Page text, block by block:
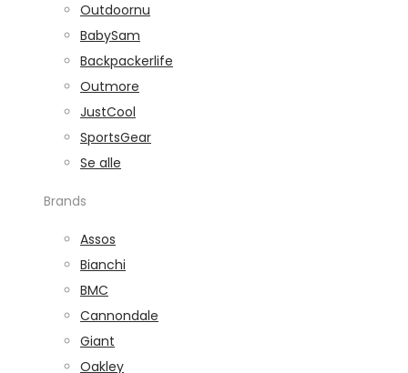
Outdoornu
BabySam
Backpackerlife
Outmore
JustCool
SportsGear
Se alle
Brands
Assos
Bianchi
BMC
Cannondale
Giant
Oakley